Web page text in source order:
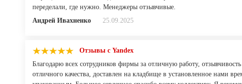
переделали, где нужно. Менеджеры отзывчивые.
Андрей Ивaхнeнкo
25.09.2025
Отзывы с Yandex
Благодарю всех сотрудников фирмы за отличную работу,
отличного качества, доставлен на кладбище в установленное нами